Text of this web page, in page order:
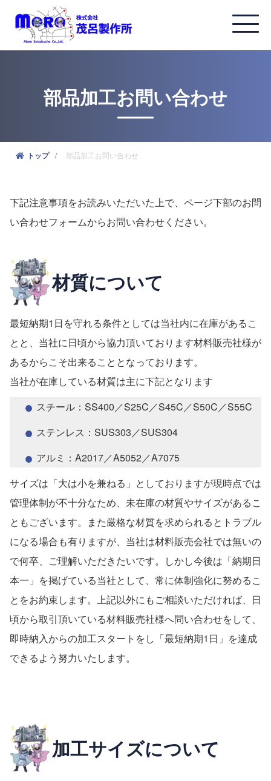
部品加工お問い合わせ
トップ 部品加工お問い合わせ
下記注意事項をお読みいただいた上で、ページ下部のお問
い合わせフォームからお問い合わせください。
材質について
最短納期1日を守れる条件としては当社内に在庫があるこ
とと、当社に日頃から協力頂いております材料販売社様が
あるからこそ出来ることとなっております。
当社が在庫している材質は主に下記となります
スチール：SS400／S25C／S45C／S50C／S55C
ステンレス：SUS303／SUS304
アルミ：A2017／A5052／A7075
サイズは「大は小を兼ねる」としておりますが現時点では
管理体制が不十分なため、未在庫の材質やサイズがあるこ
ともございます。また厳格な材質を求められるとトラブル
になる場合も有りますが、当社は材料販売会社では無いの
で何卒、ご理解いただきたいです。しかし今後は「納期日
本一」を掲げている当社として、常に体制強化に努めるこ
とをお約束します。上記以外にもご相談いただければ、日
頃から取引頂いている材料販売社様へ問い合わせをして、
即時納入からの加工スタートをし「最短納期1日」を達成
できるよう努力いたします。
加工サイズについて